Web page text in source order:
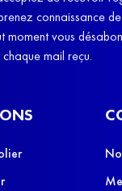
connaissance
moment vous
mail reçu.